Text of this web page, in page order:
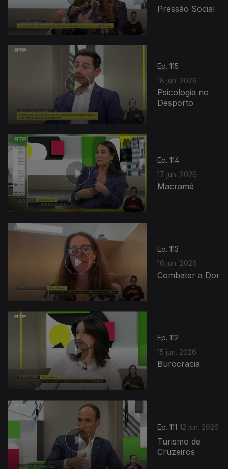
Pressão Social
Ep. 115
18 jun. 2026
Psicologia no
Desporto
Ep. 114
17 jun. 2026
Macramé
Ep. 113
16 jun. 2026
Combater a Dor
Ep. 112
15 jun. 2026
Burocracia
Ep. 111 12 jun. 2026
Turismo de
Cruzeiros
935317